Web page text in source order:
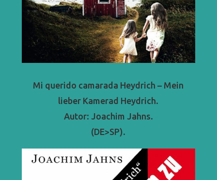
Mi querido camarada Heydrich – Mein
lieber Kamerad Heydrich.
Autor: Joachim Jahns.
(DE>SP).